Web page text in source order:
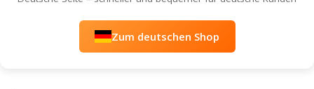
Zum deutschen Shop